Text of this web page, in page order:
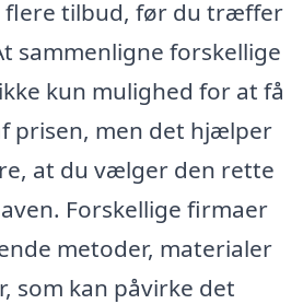
flere tilbud, før du træffer
sammenligne forskellige
kun mulighed for at få
prisen, men det hjælper
at du vælger den rette
Forskellige firmaer
metoder, materialer
som kan påvirke det